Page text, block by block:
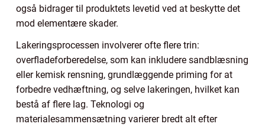
også bidrager til produktets levetid ved at beskytte det
mod elementære skader.
Lakeringsprocessen involverer ofte flere trin:
overfladeforberedelse, som kan inkludere sandblæsning
eller kemisk rensning, grundlæggende priming for at
forbedre vedhæftning, og selve lakeringen, hvilket kan
bestå af flere lag. Teknologi og
materialesammensætning varierer bredt alt efter